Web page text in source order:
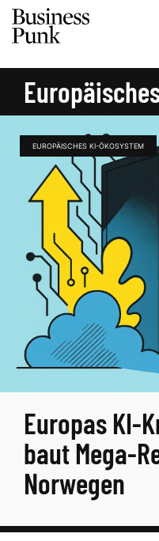
EUROPÄISCHES KI-ÖKOSYSTEM
Europas KI-
baut Mega-
Norwegen